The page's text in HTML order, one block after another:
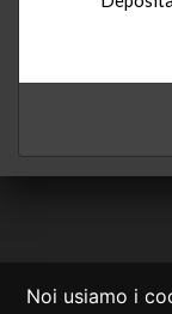
Noi usiamo i